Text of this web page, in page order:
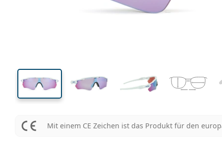
Mit einem CE Zeichen ist das Produkt für den